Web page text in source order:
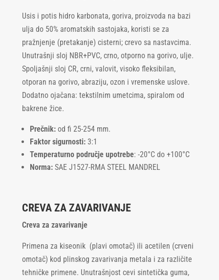
Usis i potis hidro karbonata, goriva, proizvoda na bazi
ulja do 50% aromatskih sastojaka, koristi se za
pražnjenje (pretakanje) cisterni; crevo sa nastavcima.
Unutrašnji sloj NBR+PVC, crno, otporno na gorivo, ulje.
Spoljašnji sloj CR, crni, valovit, visoko fleksibilan,
otporan na gorivo, abraziju, ozon i vremenske uslove.
Dodatno ojačana: tekstilnim umetcima, spiralom od
bakrene žice.
Prečnik:od fi 25-254 mm.
Faktor sigurnosti:3:1
Temperaturno područje upotrebe: -20°C do +100°C
Norma:SAE J1527-RMA STEEL MANDREL
CREVA ZA ZAVARIVANJE
Creva za zavarivanje
Primena za kiseonik (plavi omotač) ili acetilen (crveni
omotač) kod plinskog zavarivanja metala i za različite
tehničke primene. Unutrašnjost cevi sintetička guma,